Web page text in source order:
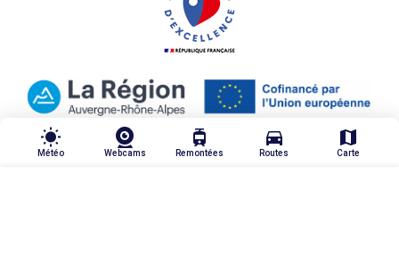
wb_sunny
Météo Webcams
tram
Remontées
directions_car
Routes
map
Carte